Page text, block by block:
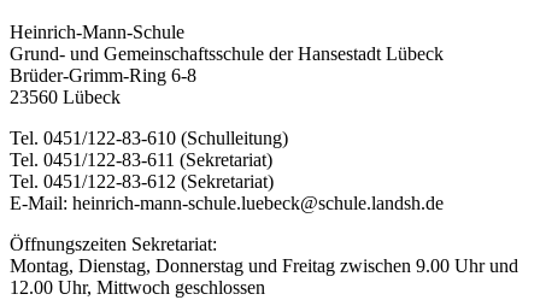
Heinrich-Mann-Schule
Grund- und Gemeinschaftsschule der Hansestadt Lübeck
Brüder-Grimm-Ring 6-8
23560 Lübeck
Tel. 0451/122-83-610 (Schulleitung)
Tel. 0451/122-83-611 (Sekretariat)
Tel. 0451/122-83-612 (Sekretariat)
E-Mail: heinrich-mann-schule.luebeck@schule.landsh.de
Öffnungszeiten Sekretariat:
Montag, Dienstag, Donnerstag und Freitag zwischen 9.00 Uhr und
12.00 Uhr, Mittwoch geschlossen